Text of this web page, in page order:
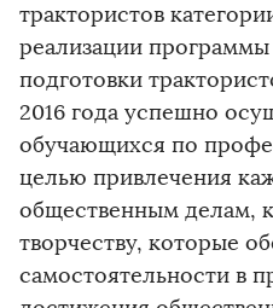
трактористов
реализации
подготовки
2016 года успешно
обучающихся по
целью привлечения
общественным делам,
творчеству, которые
самостоятельности в